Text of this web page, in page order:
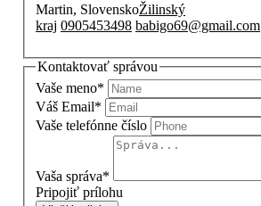
Martin, SlovenskoŽilinský
kraj 0905453498 babigo69@gmail.com
Kontaktovať správou
Vaše meno*
Váš Email*
Vaše telefónne číslo
Vaša správa*
Pripojiť prílohu